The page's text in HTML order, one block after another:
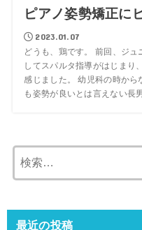
ピアノ姿勢矯正に
2023.01.07
どうも、鶏です。 前回、ジュ
してスパルタ指導がはじまり
感じました。 幼児科の時から
も姿勢が良いとは言えない長
最近の投稿